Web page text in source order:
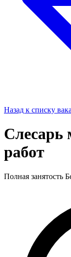
Назад к списку
Слесарь
работ
Полная занятость